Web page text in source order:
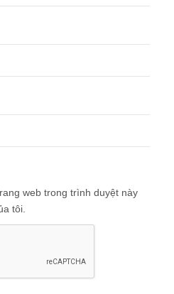
web trong trình duyệt này
tôi.